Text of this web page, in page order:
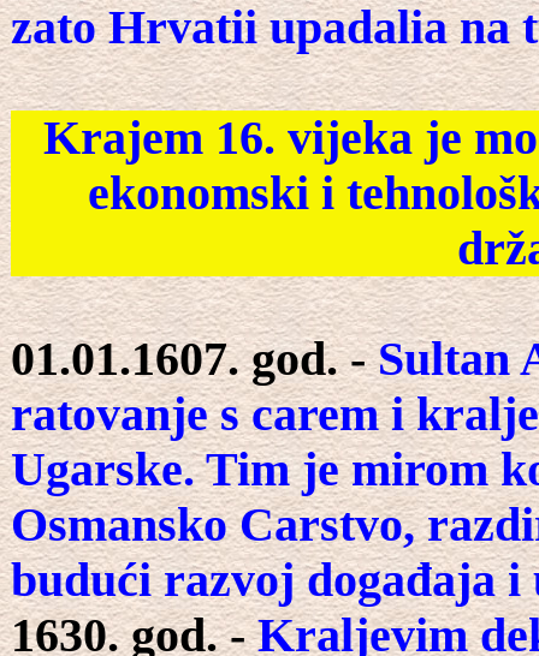
zato Hrvatii upadalia na
Krajem 16. vijeka je
ekonomski i
01.01.1607. god. -Sultan
ratovanje s carem i
Ugarske. Tim je mirom
Osmansko Carstvo,
budući razvoj događaja
1630. god. -Kraljevim